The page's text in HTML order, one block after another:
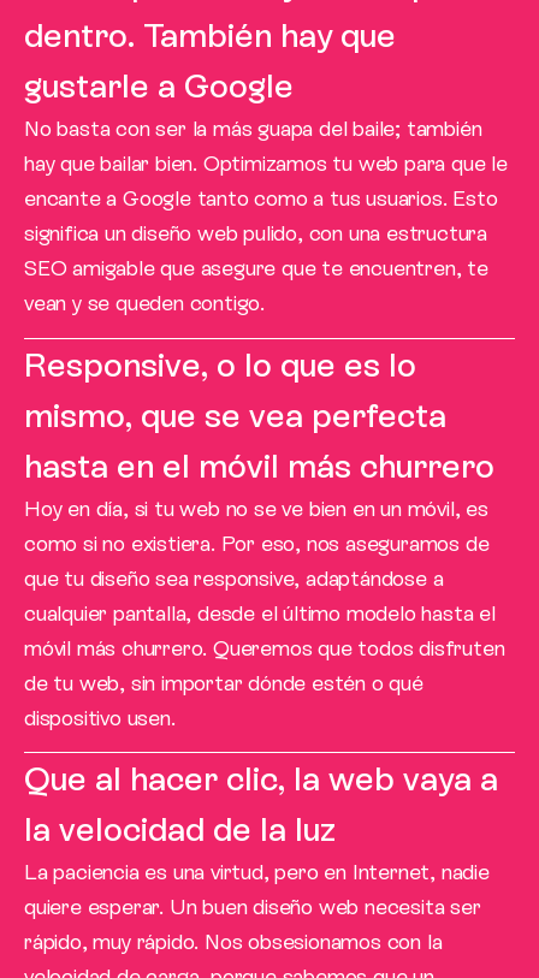
dentro. También hay que
gustarle a Google
No basta con ser la más guapa del baile; también
hay que bailar bien. Optimizamos tu web para que le
encante a Google tanto como a tus usuarios. Esto
significa un diseño web pulido, con una estructura
SEO amigable que asegure que te encuentren, te
vean y se queden contigo.
Responsive, o lo que es lo
mismo, que se vea perfecta
hasta en el móvil más churrero
Hoy en día, si tu web no se ve bien en un móvil, es
como si no existiera. Por eso, nos aseguramos de
que tu diseño sea responsive, adaptándose a
cualquier pantalla, desde el último modelo hasta el
móvil más churrero. Queremos que todos disfruten
de tu web, sin importar dónde estén o qué
dispositivo usen.
Que al hacer clic, la web vaya a
la velocidad de la luz
La paciencia es una virtud, pero en Internet, nadie
quiere esperar. Un buen diseño web necesita ser
rápido, muy rápido. Nos obsesionamos con la